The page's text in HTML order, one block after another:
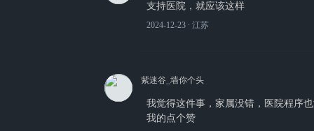
支持医院，就应该这样
2024-12-23 ∙ 江苏
紫迷谷_墙你个头
我觉得这件事，家属没错，医院程序
我的点个赞